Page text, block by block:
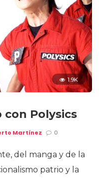
1.9K
Polysics
Martínez 0
del manga y de la
patrio y la